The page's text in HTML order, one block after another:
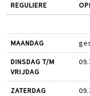
REGULIERE
MAANDAG
DINSDAG T/M
VRIJDAG
ZATERDAG